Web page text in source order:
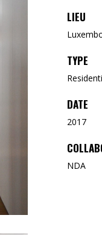
LIEU
TYPE
DATE
2017
NDA